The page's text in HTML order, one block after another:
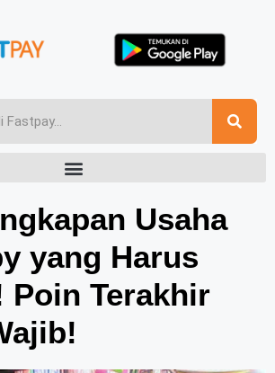
Usaha
yang Harus
Terakhir